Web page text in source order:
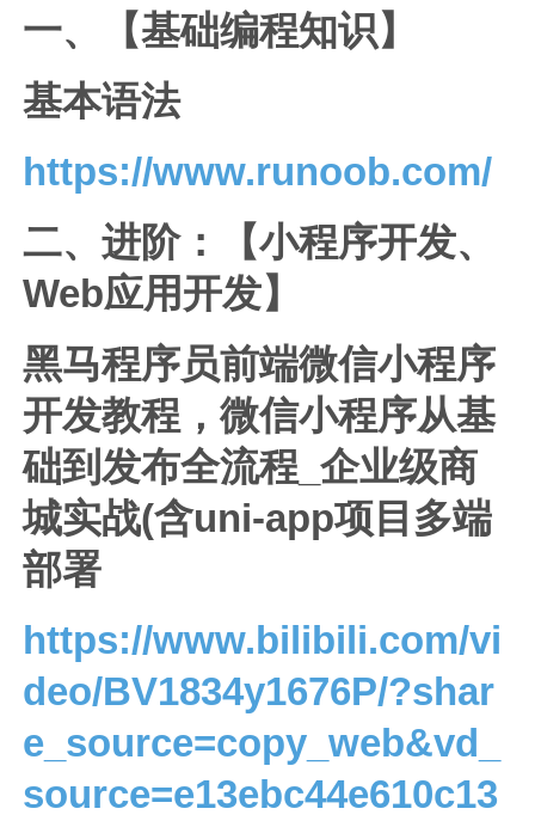
一、【基础编程知识】
基本语法
https://www.runoob.com/
二、进阶：【小程序开发、
Web应用开发】
黑马程序员前端微信小程序
开发教程，微信小程序从基
础到发布全流程_企业级商
城实战(含uni-app项目多端
部署
https://www.bilibili.com/vi
deo/BV1834y1676P/?shar
e_source=copy_web&vd_
source=e13ebc44e610c13